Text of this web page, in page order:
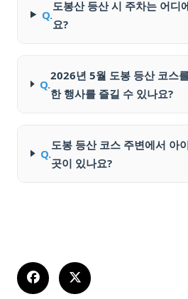
Q.
도봉산 등산 시 주차는 어디
요?
Q.
2026년 5월 도봉 등산 코스
한 행사를 즐길 수 있나요?
Q.
도봉 등산 코스 주변에서 아
곳이 있나요?